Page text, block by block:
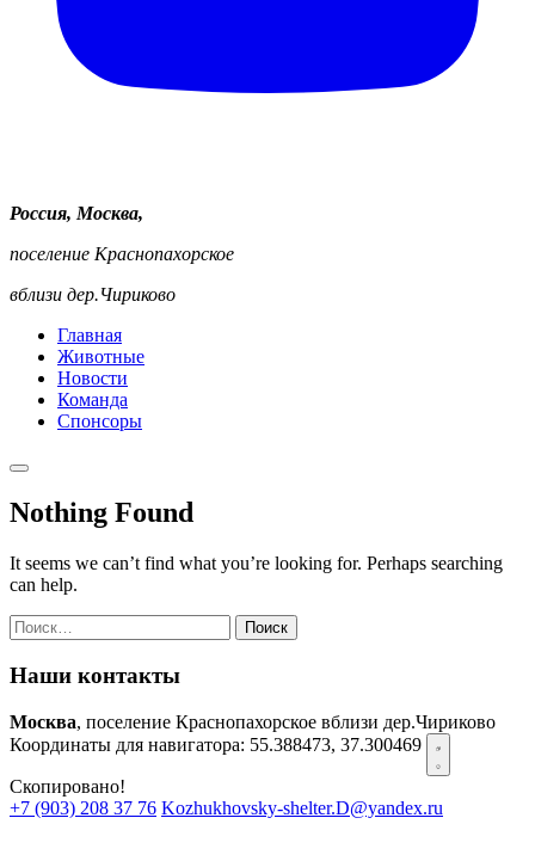
Россия, Москва,
поселение Краснопахорское
вблизи дер.Чириково
Главная
Животные
Новости
Команда
Спонсоры
Nothing Found
It seems we can’t find what you’re looking for. Perhaps searching
can help.
Найти:
Наши контакты
Москва, поселение Краснопахорское вблизи дер.Чириково
Координаты для навигатора: 55.388473, 37.300469
Скопировано!
+7 (903) 208 37 76 Kozhukhovsky-shelter.D@yandex.ru